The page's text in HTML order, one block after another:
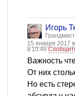
Игорь
15 января 2017
в 10:46
Важность
От них
Но есть